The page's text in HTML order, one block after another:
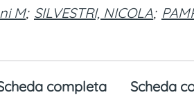
M; SILVESTRI, NICOLA;
completa Scheda